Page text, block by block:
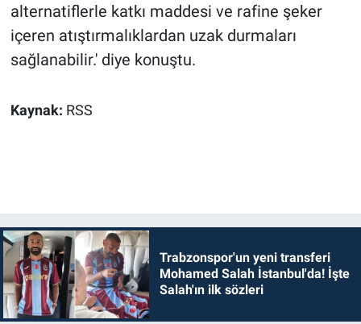
alternatiflerle katkı maddesi ve rafine şeker
içeren atıştırmalıklardan uzak durmaları
sağlanabilir.' diye konuştu.
Kaynak: RSS
Trabzonspor'un yeni transferi
Mohamed Salah İstanbul'da! İşte
Salah'ın ilk sözleri